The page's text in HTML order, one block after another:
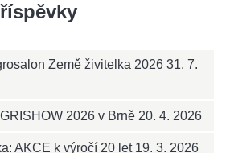
Země živitelka 2026 31. 7.
2026 v Brně 20. 4. 2026
AKCE k výročí 20 let 19. 3. 2026